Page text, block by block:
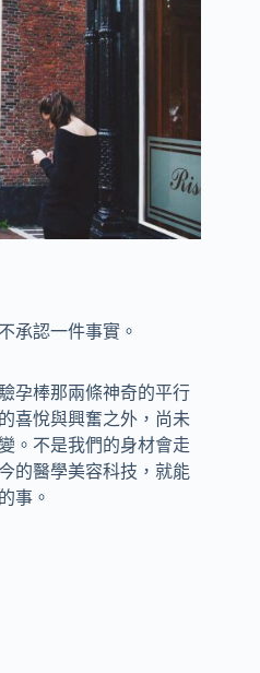
承認一件事實。
孕棒那兩條神奇的平行
喜悅與興奮之外，尚未
。不是我們的身材會走
的醫學美容科技，就能
事。